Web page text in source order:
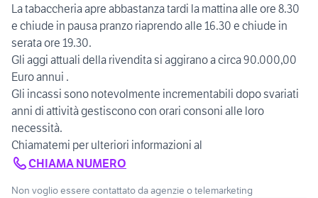
La tabaccheria apre abbastanza tardi la mattina alle ore 8.30
e chiude in pausa pranzo riaprendo alle 16.30 e chiude in
serata ore 19.30.
Gli aggi attuali della rivendita si aggirano a circa 90.000,00
Euro annui .
Gli incassi sono notevolmente incrementabili dopo svariati
anni di attività gestiscono con orari consoni alle loro
necessità.
Chiamatemi per ulteriori informazioni al
CHIAMA NUMERO
Non voglio essere contattato da agenzie o telemarketing